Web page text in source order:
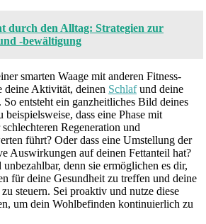
durch den Alltag: Strategien zur
-bewältigung
smarten Waage mit anderen Fitness-
deine Aktivität, deinen Schlafund deine
entsteht ein ganzheitliches Bild deines
beispielsweise, dass eine Phase mit
Regeneration und
führt? Oder dass eine Umstellung der
Auswirkungen auf deinen Fettanteil hat?
denn sie ermöglichen es dir,
für deine Gesundheit zu treffen und deine
steuern. Sei proaktiv und nutze diese
um dein Wohlbefinden kontinuierlich zu